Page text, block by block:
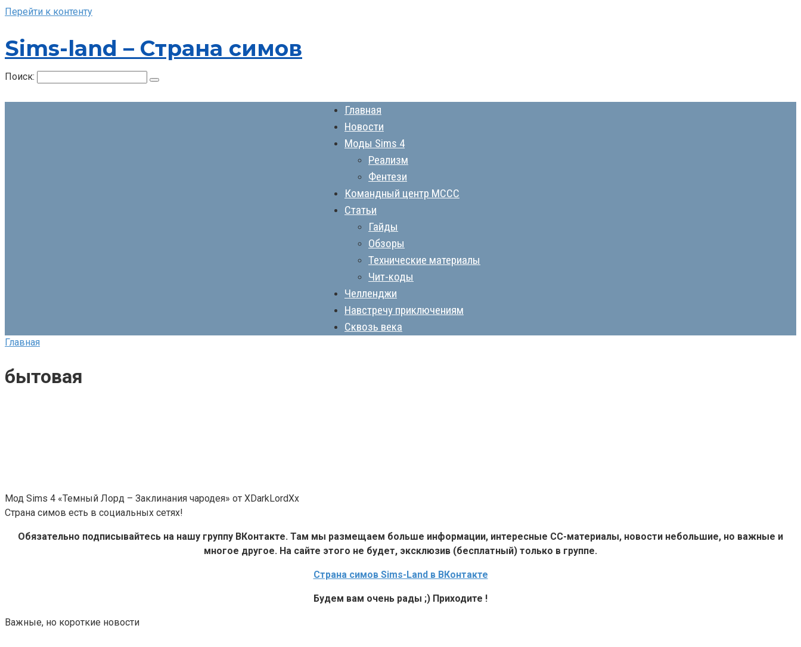
Перейти к контенту
Sims-land – Страна симов
Поиск:
Главная
Новости
Моды Sims 4
Реализм
Фентези
Командный центр MCCC
Статьи
Гайды
Обзоры
Технические материалы
Чит-коды
Челленджи
Навстречу приключениям
Сквозь века
Главная
бытовая
Мод Sims 4 «Темный Лорд – Заклинания чародея» от XDarkLordXx
Страна симов есть в социальных сетях!
Обязательно подписывайтесь на нашу группу ВКонтакте. Там мы размещаем больше информации, интересные СС-материалы, новости небольшие, но важные и
многое другое. На сайте этого не будет, эксклюзив (бесплатный) только в группе.
Страна симов Sims-Land в ВКонтакте
Будем вам очень рады ;) Приходите !
Важные, но короткие новости